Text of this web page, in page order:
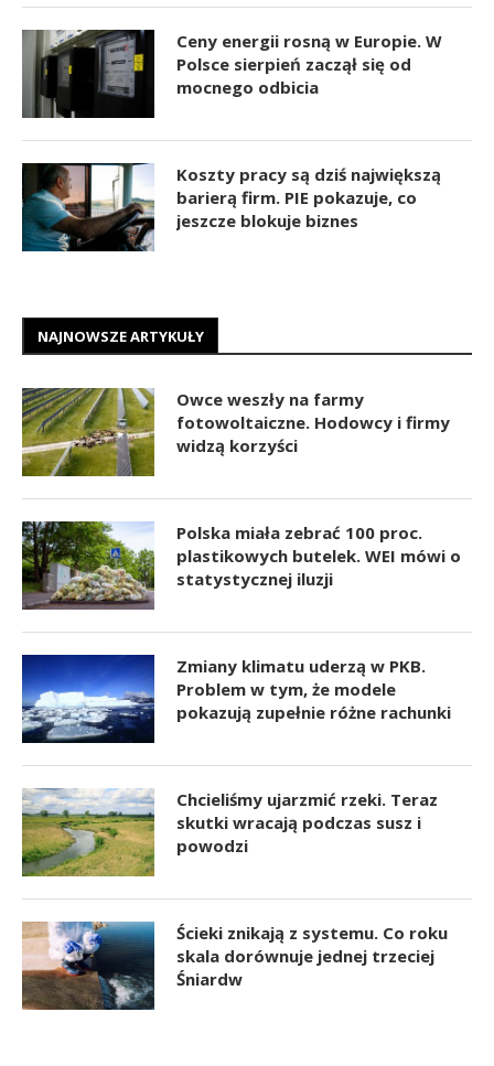
Ceny energii rosną w Europie. W
Polsce sierpień zaczął się od
mocnego odbicia
Koszty pracy są dziś największą
barierą firm. PIE pokazuje, co
jeszcze blokuje biznes
NAJNOWSZE ARTYKUŁY
Owce weszły na farmy
fotowoltaiczne. Hodowcy i firmy
widzą korzyści
Polska miała zebrać 100 proc.
plastikowych butelek. WEI mówi o
statystycznej iluzji
Zmiany klimatu uderzą w PKB.
Problem w tym, że modele
pokazują zupełnie różne rachunki
Chcieliśmy ujarzmić rzeki. Teraz
skutki wracają podczas susz i
powodzi
Ścieki znikają z systemu. Co roku
skala dorównuje jednej trzeciej
Śniardw